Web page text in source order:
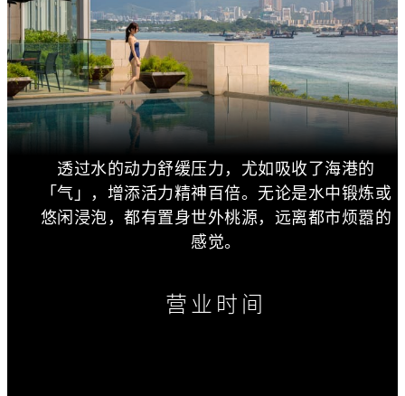
透过水的动力舒缓压力，尤如吸收了海港的
「气」，增添活力精神百倍。无论是水中锻炼或
悠闲浸泡，都有置身世外桃源，远离都市烦嚣的
感觉。
营业时间